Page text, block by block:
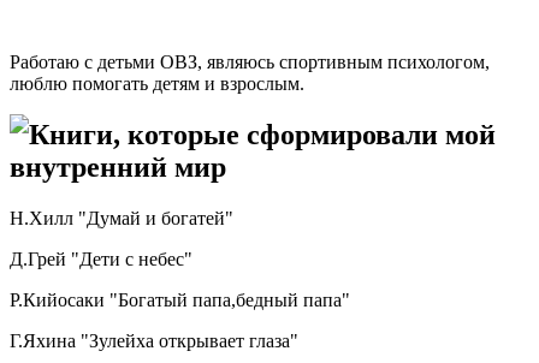
Работаю с детьми ОВЗ, являюсь спортивным психологом,
люблю помогать детям и взрослым.
Книги, которые сформировали мой
внутренний мир
Н.Хилл "Думай и богатей"
Д.Грей "Дети с небес"
Р.Кийосаки "Богатый папа,бедный папа"
Г.Яхина "Зулейха открывает глаза"